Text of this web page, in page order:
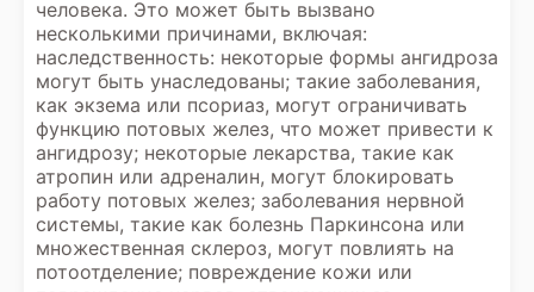
человека. Это может быть вызвано
несколькими причинами, включая:
наследственность: некоторые формы ангидроза
могут быть унаследованы; такие заболевания,
как экзема или псориаз, могут ограничивать
функцию потовых желез, что может привести к
ангидрозу; некоторые лекарства, такие как
атропин или адреналин, могут блокировать
работу потовых желез; заболевания нервной
системы, такие как болезнь Паркинсона или
множественная склероз, могут повлиять на
потоотделение; повреждение кожи или